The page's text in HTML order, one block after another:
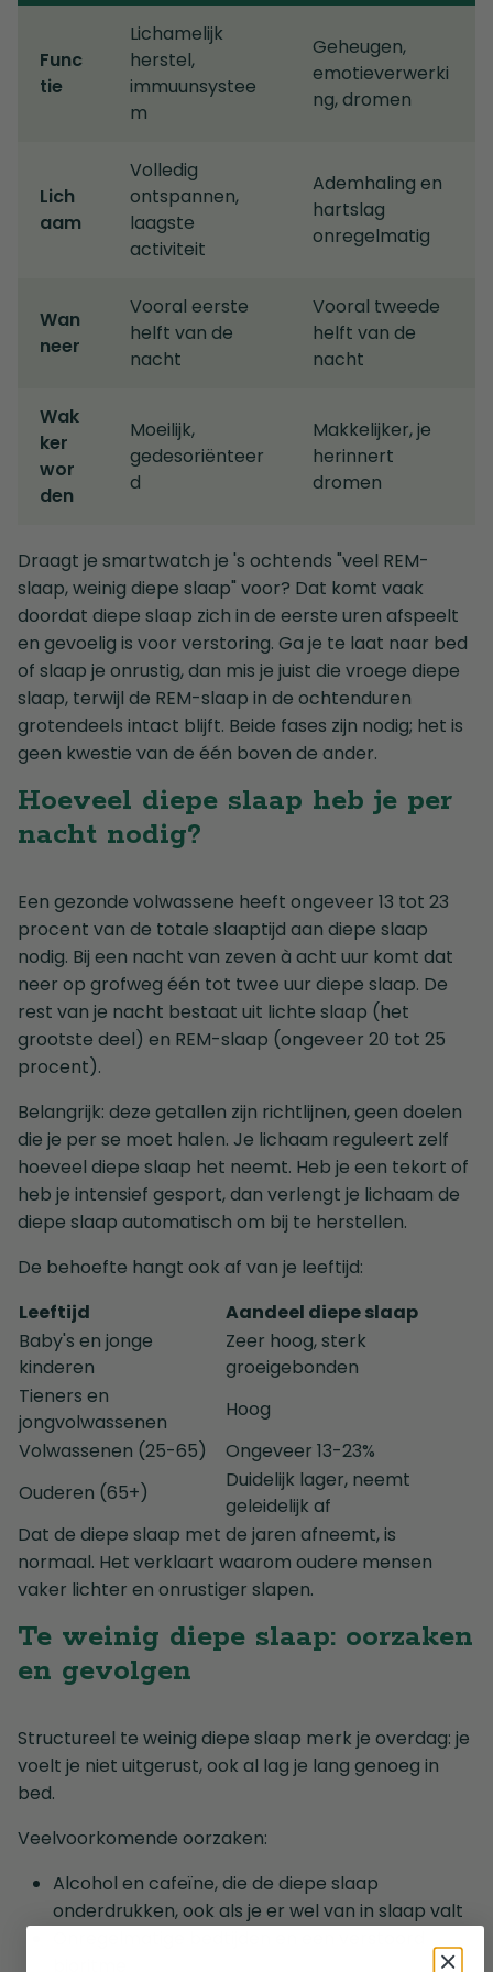
Func
tie
Lichamelijk
herstel,
immuunsystee
m
Geheugen,
emotieverwerki
ng, dromen
Lich
aam
Volledig
ontspannen,
laagste
activiteit
Ademhaling en
hartslag
onregelmatig
Wan
neer
Vooral eerste
helft van de
nacht
Vooral tweede
helft van de
nacht
Wak
ker
wor
den
Moeilijk,
gedesoriënteer
d
Makkelijker, je
herinnert
dromen
Draagt je smartwatch je 's ochtends "veel REM-
slaap, weinig diepe slaap" voor? Dat komt vaak
doordat diepe slaap zich in de eerste uren afspeelt
en gevoelig is voor verstoring. Ga je te laat naar bed
of slaap je onrustig, dan mis je juist die vroege diepe
slaap, terwijl de REM-slaap in de ochtenduren
grotendeels intact blijft. Beide fases zijn nodig; het is
geen kwestie van de één boven de ander.
Hoeveel diepe slaap heb je per
nacht nodig?
Een gezonde volwassene heeft ongeveer 13 tot 23
procent van de totale slaaptijd aan diepe slaap
nodig. Bij een nacht van zeven à acht uur komt dat
neer op grofweg één tot twee uur diepe slaap. De
rest van je nacht bestaat uit lichte slaap (het
grootste deel) en REM-slaap (ongeveer 20 tot 25
procent).
Belangrijk: deze getallen zijn richtlijnen, geen doelen
die je per se moet halen. Je lichaam reguleert zelf
hoeveel diepe slaap het neemt. Heb je een tekort of
heb je intensief gesport, dan verlengt je lichaam de
diepe slaap automatisch om bij te herstellen.
De behoefte hangt ook af van je leeftijd:
Leeftijd
Aandeel diepe slaap
Baby's en jonge
kinderen
Zeer hoog, sterk
groeigebonden
Tieners en
jongvolwassenen
Hoog
Volwassenen (25-65)
Ongeveer 13-23%
Ouderen (65+)
Duidelijk lager, neemt
geleidelijk af
Dat de diepe slaap met de jaren afneemt, is
normaal. Het verklaart waarom oudere mensen
vaker lichter en onrustiger slapen.
Te weinig diepe slaap: oorzaken
en gevolgen
Structureel te weinig diepe slaap merk je overdag: je
voelt je niet uitgerust, ook al lag je lang genoeg in
bed.
Veelvoorkomende oorzaken:
Alcohol en cafeïne, die de diepe slaap
onderdrukken, ook als je er wel van in slaap valt